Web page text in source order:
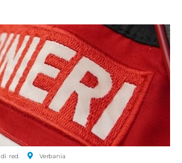
di red. Verbania